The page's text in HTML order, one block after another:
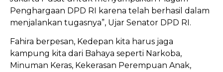
Penghargaan DPD RI karena telah berhasil dalam
menjalankan tugasnya”, Ujar Senator DPD RI.
Fahira berpesan, Kedepan kita harus jaga
kampung kita dari Bahaya seperti Narkoba,
Minuman Keras, Kekerasan Perempuan Anak,